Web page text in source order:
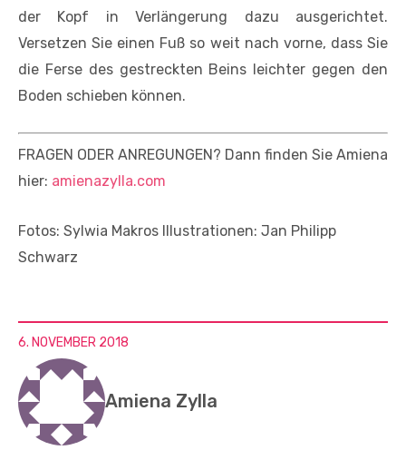
der Kopf in Verlängerung dazu ausgerichtet.
Versetzen Sie einen Fuß so weit nach vorne, dass Sie
die Ferse des gestreckten Beins leichter gegen den
Boden schieben können.
FRAGEN ODER ANREGUNGEN? Dann finden Sie Amiena
hier: amienazylla.com
Fotos: Sylwia Makros Illustrationen: Jan Philipp
Schwarz
6. NOVEMBER 2018
Amiena Zylla